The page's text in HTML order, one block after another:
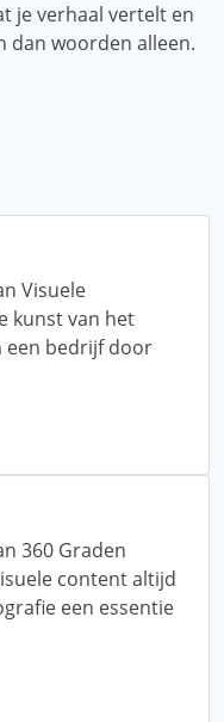
je verhaal vertelt en
dan woorden alleen.
Visuele
kunst van het
een bedrijf door
360 Graden
content altijd
een essentie